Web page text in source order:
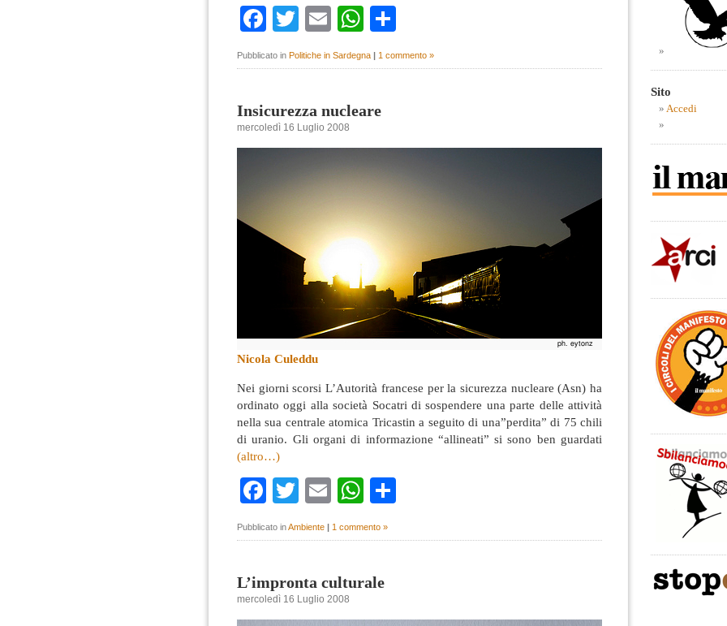
Facebook
TwitterEmailWhatsApp
Pubblicato in Politiche in Sardegna 1 commento »
Insicurezza nucleare
mercoledì 16 Luglio 2008
Nicola Culeddu
Nei giorni scorsi L’Autorità francese per la sicurezza nucleare (Asn) ha
ordinato oggi alla società Socatri di sospendere una parte delle attività
nella sua centrale atomica Tricastin a seguito di una”perdita” di 75 chili
di uranio. Gli organi di informazione “allineati” si sono ben guardati
(altro…)
Facebook
TwitterEmailWhatsApp
Pubblicato inAmbiente | 1 commento »
L’impronta culturale
mercoledì 16 Luglio 2008
Sito
Accedi